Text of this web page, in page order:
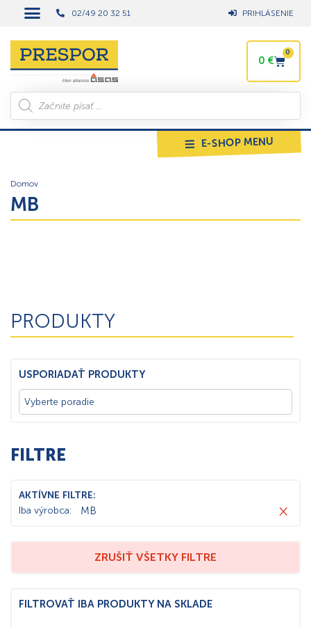
02/49 20 32 51 PRIHLÁSENIE
0 €
0
E-SHOP MENU
Domov
MB
PRODUKTY
USPORIADAŤ PRODUKTY
FILTRE
AKTÍVNE FILTRE:
Iba výrobca: MB ×
ZRUŠIŤ VŠETKY FILTRE
FILTROVAŤ IBA PRODUKTY NA SKLADE